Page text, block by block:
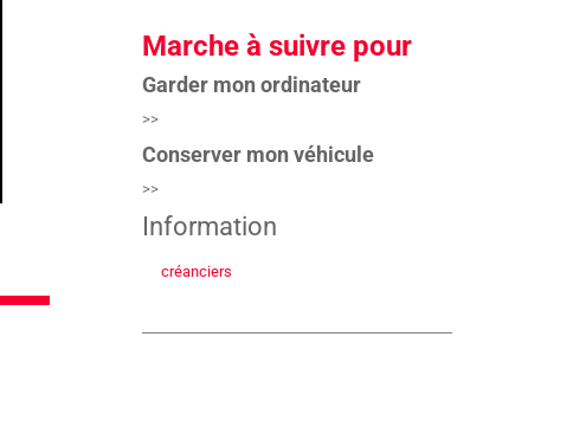
Marche à suivre pour
Garder mon ordinateur
>>
Conserver mon véhicule
>>
Information
créanciers